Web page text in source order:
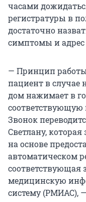
часами
регистратуры в
достаточно
симптомы и
— Принцип
пациент в случае
дом нажимает в
соответствующую
Звонок
Светлану,
на основе
автоматическом
соответствующая
медицинскую
систему (РМИАС),